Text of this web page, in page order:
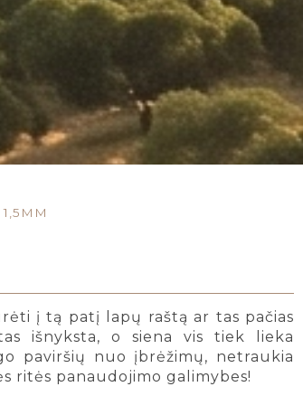
į tą patį lapų raštą ar tas pačias
išnyksta, o siena vis tiek lieka
paviršių nuo įbrėžimų, netraukia
ritės panaudojimo galimybes!